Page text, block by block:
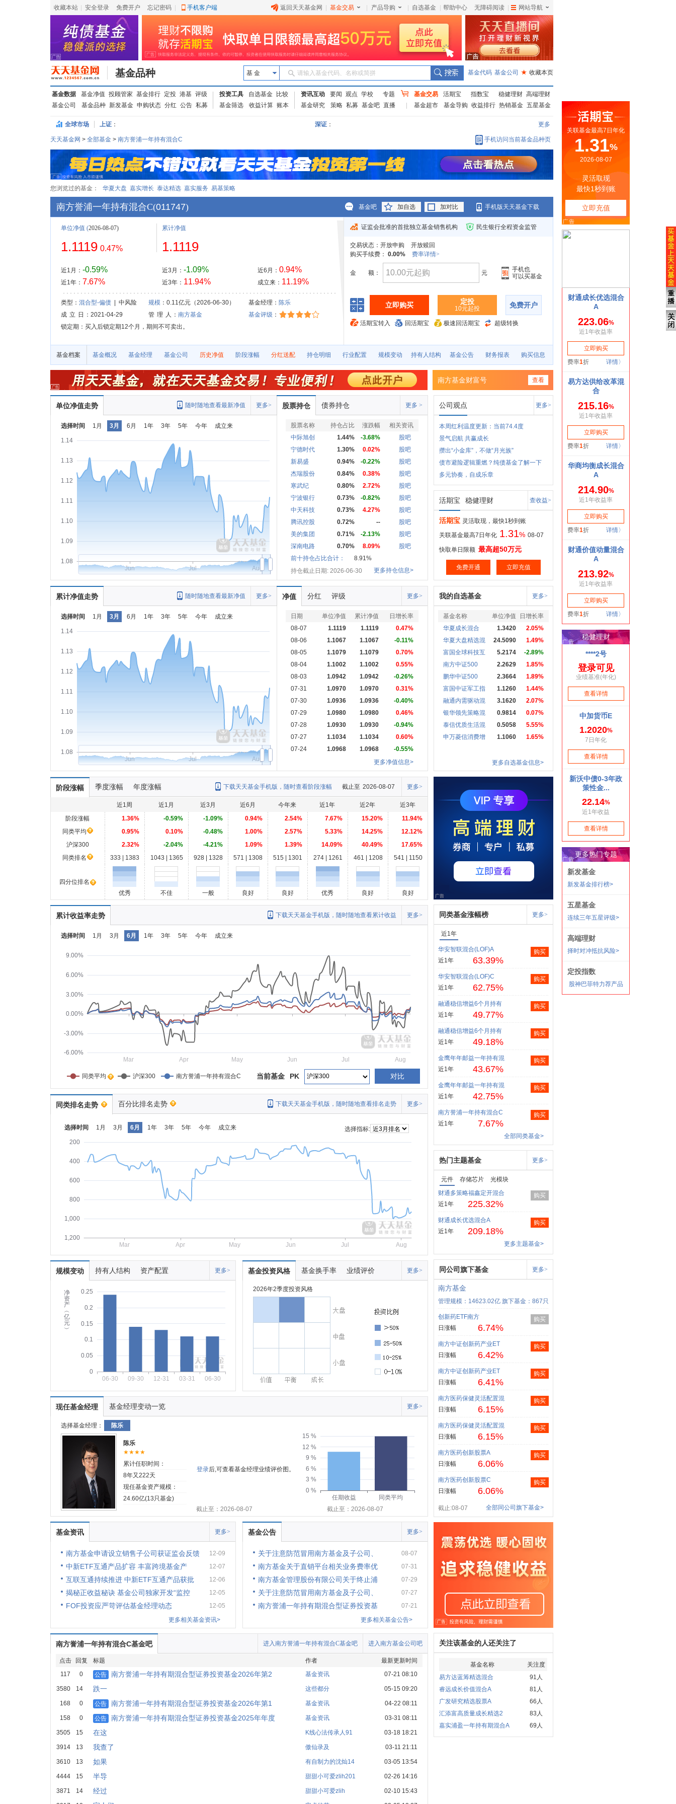
收藏本站 安全登录 免费开户 忘记密码 手机客户端 返回天天基金网 基金交易 产品导购 自选基金 帮助中心 无障碍阅读 网站导航
基金品种 基 金 请输入基金代码、名称或简拼 基金代码 基金公司 ★ 收藏本页
基金数据 基金净值 投顾管家 基金排行 定投 港基 评级
基金公司
基金品种 新发基金 申购状态 分红 公告 私募
投资工具 自选基金
比较
基金筛选
收益计算 账本
资讯互动 要闻 观点 学校
专题
基金研究
策略 私募 基金吧 直播
基金交易 活期宝 指数宝 稳健理财 高端理财
基金超市
基金导购 收益排行 热销基金 五星基金
全球市场 上证： 深证： 更多
天天基金网 > 全部基金 > 南方誉浦一年持有混合C 手机访问当前基金品种页
您浏览过的基金： 华夏大盘 嘉实增长 泰达精选 嘉实服务 易基策略
南方誉浦一年持有混合C(011747) 基金吧 加自选 加对比 手机版天天基金下载
单位净值 (2026-08-07)
1.1119 0.47%
近1月： -0.59%
近1年： 7.67%
累计净值
1.1119
近3月： -1.09%
近3年： 11.94%
近6月： 0.94%
成立来： 11.19%
类型： 混合型-偏债| 中风险 规模：0.11亿元（2026-06-30） 基金经理： 陈乐
成 立 日
：2021-04-29 管 理 人 ： 南方基金 基金评级 ：
锁定期：买入后锁定期12个月，期间不可卖出。
证监会批准的首批独立基金销售机构 民生银行全程资金监管
交易状态： 开放申购
开放赎回
购买手续费： 0.00% 费率详情>
金 额： 元
手机也
可以买基金
立即购买 定投
10元起投 免费开户
活期宝转入 回活期宝 极速回活期宝 超级转换
基金档案 基金概况 基金经理 基金公司 历史净值 阶段涨幅 分红送配 持仓明细 行业配置 规模变动 持有人结构 基金公告 财务报表 购买信息
南方基金财富号 查看
单位净值走势 更多>
随时随地查看最新净值
选择时间 1月 3月 6月 1年 3年 5年 今年 成立来
1.08
1.09
1.10
1.11
1.12
1.13
1.14
Jun Jul Aug
股票持仓 债券持仓 更多 >
股票名称 持仓占比 涨跌幅
相关资讯
中际旭创
1.44% -3.68%
股吧
宁德时代
1.30% 0.02%
股吧
新易盛
0.94% -0.22%
股吧
杰瑞股份
0.84% 0.38%
股吧
寒武纪
0.80% 2.72%
股吧
宁波银行
0.73% -0.82%
股吧
中天科技
0.73% 4.27%
股吧
腾讯控股
0.72% --
股吧
美的集团
0.71% -2.13%
股吧
深南电路
0.70% 8.09%
股吧
前十持仓占比合计：
8.91%
持仓截止日期: 2026-06-30
更多持仓信息>
公司观点 更多>
本周红利温度更新：当前74.4度
景气启航 共赢成长
攒出“小金库”，不做“月光族”
债市避险逻辑重燃？纯债基金了解一下
多元协奏，自成乐章
活期宝 稳健理财 查收益>
活期宝 灵活取现，最快1秒到账
关联基金最高7日年化 1.31% 08-07
快取单日限额 最高超50万元
免费开通 立即充值
累计净值走势 更多>
随时随地查看最新净值
选择时间 1月 3月 6月 1年 3年 5年 今年 成立来
1.08
1.09
1.10
1.11
1.12
1.13
1.14
Jun Jul Aug
净值 分红 评级 更多>
日期 单位净值 累计净值
日增长率
08-07
1.1119 1.1119
0.47%
08-06
1.1067 1.1067
-0.11%
08-05
1.1079 1.1079
0.70%
08-04
1.1002 1.1002
0.55%
08-03
1.0942 1.0942
-0.26%
07-31
1.0970 1.0970
0.31%
07-30
1.0936 1.0936
-0.40%
07-29
1.0980 1.0980
0.46%
07-28
1.0930 1.0930
-0.94%
07-27
1.1034 1.1034
0.60%
07-24
1.0968 1.0968
-0.55%
更多净值信息>
我的自选基金 更多>
基金名称 单位净值
日增长率
华夏成长混合
1.3420
2.05%
华夏大盘精选混
24.5090
1.49%
富国全球科技互
5.2174
-2.89%
南方中证500
2.2629
1.85%
鹏华中证500
2.3664
1.89%
富国中证军工指
1.1260
1.44%
融通内需驱动混
3.1620
2.07%
银华领先策略混
0.9814
0.07%
泰信优质生活混
0.5058
5.55%
申万菱信消费增
1.1060 1.65%
更多自选基金信息>
阶段涨幅 季度涨幅 年度涨幅 更多>
截止至 2026-08-07
下载天天基金手机版，随时查看阶段涨幅
近1周 近1月 近3月 近6月 今年来 近1年 近2年
近3年
阶段涨幅
1.36% -0.59% -1.09% 0.94% 2.54% 7.67% 15.20%
11.94%
同类平均
0.95% 0.10% -0.48% 1.00% 2.57% 5.33% 14.25%
12.12%
沪深300
2.32% -2.04% -4.21% 1.09% 1.39% 14.09% 40.49%
17.65%
同类排名
333 | 1383 1043 | 1365 928 | 1328 571 | 1308 515 | 1301 274 | 1261 461 | 1208 541 | 1150
四分位排名
优秀
不佳 一般 良好 良好 优秀 良好 良好
累计收益率走势 更多>
下载天天基金手机版，随时随地查看累计收益
选择时间 1月 3月 6月 1年 3年 5年 今年 成立来
-6.00%
-3.00%
0.00%
3.00%
6.00%
9.00%
Mar Apr May Jun Jul Aug
同类平均 沪深300 南方誉浦一年持有混合C 对比
PK
当前基金
同类排名走势 百分比排名走势 更多>
下载天天基金手机版，随时随地查看排名走势
选择时间 1月 3月 6月 1年 3年 5年 今年 成立来
选择指标:
200
400
600
800
1,000
1,200
Mar
Apr May Jun Jul Aug
规模变动 持有人结构 资产配置 更多>
净
资
产
︵
亿
元
︶
0
0.05
0.1
0.15
0.2
0.25
06-30 09-30 12-31 03-31 06-30
基金投资风格 基金换手率 业绩评价 更多>
2026年2季度投资风格
现任基金经理 基金经理变动一览 更多>
选择基金经理： 陈乐
陈乐
★★★★
累计任职时间：
8年又222天
现任基金资产规模：
24.60亿(13只基金)
登录后,可查看基金经理业绩评价图。
0 %
3 %
6 %
9 %
12 %
15 %
任期收益
同类平均
截止至：2026-08-07
截止至：2026-08-07
基金资讯 更多>
南方基金申请设立销售子公司获证监会反馈 12-09
中新ETF互通产品扩容 丰富跨境基金产 12-07
互联互通持续推进 中新ETF互通产品获批 12-06
揭秘正收益秘诀 基金公司独家开发“监控 12-05
FOF投资应严苛评估基金经理动态
12-05
更多相关基金资讯>
基金公告 更多>
关于注意防范冒用南方基金及子公司、 08-07
南方基金关于直销平台相关业务费率优 07-31
南方基金管理股份有限公司关于终止浦 07-29
关于注意防范冒用南方基金及子公司、 07-27
南方誉浦一年持有期混合型证券投资基
07-21
更多相关基金公告>
南方誉浦一年持有混合C基金吧 进入南方基金公司吧
进入南方誉浦一年持有混合C基金吧
点击 回复 标题 作者
最新更新时间
117
0 公告 南方誉浦一年持有期混合型证券投资基金2026年第2 基金资讯 07-21 08:10
3580 14 跌一 这些都分 05-15 09:20
168 0 公告 南方誉浦一年持有期混合型证券投资基金2026年第1 基金资讯 04-22 08:11
158 0 公告 南方誉浦一年持有期混合型证券投资基金2025年年度 基金资讯 03-31 08:11
3505 15 在这 K线心法传承人91 03-18 18:21
3914 13 我查了 傲仙录及 03-11 21:11
3610 13 如果 有自制力的沈灿14 03-05 13:54
4444 15 半导 甜甜小可爱zlih201 02-26 14:16
3871 14 经过 甜甜小可爱zlih 02-10 15:43
同类基金涨幅榜 更多>
近1年
华安智联混合(LOF)A
近1年
63.39%
购买
华安智联混合(LOF)C
近1年
62.75%
购买
融通稳信增益6个月持有
近1年
49.77%
购买
融通稳信增益6个月持有
近1年
49.18%
购买
金鹰年年邮益一年持有混
近1年
43.67%
购买
金鹰年年邮益一年持有混
近1年
42.75%
购买
南方誉浦一年持有混合C
近1年
7.67%
购买
全部同类基金>
热门主题基金 更多>
元件 存储芯片
光模块
财通多策略福鑫定开混合
近1年
225.32%
购买
财通成长优选混合A
近1年
209.18%
购买
更多主题基金>
同公司旗下基金 更多>
南方基金
管理规模：14623.02亿 旗下基金：867只
创新药ETF南方
日涨幅
6.74%
购买
南方中证创新药产业ET
日涨幅
6.42%
购买
南方中证创新药产业ET
日涨幅
6.41%
购买
南方医药保健灵活配置混
日涨幅
6.15%
购买
南方医药保健灵活配置混
日涨幅
6.15%
购买
南方医药创新股票A
日涨幅
6.06%
购买
南方医药创新股票C
日涨幅
6.06%
购买
截止:08-07 全部同公司旗下基金>
关注该基金的人还关注了
基金名称
关注度
易方达蓝筹精选混合
91人
睿远成长价值混合A
81人
广发研究精选股票A
66人
汇添富高质量成长精选2
83人
嘉实浦盈一年持有期混合A
69人